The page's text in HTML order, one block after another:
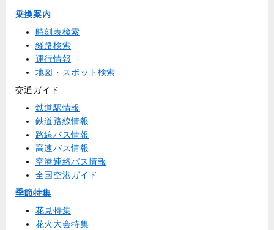
乗換案内
時刻表検索
経路検索
運行情報
地図・スポット検索
交通ガイド
鉄道駅情報
鉄道路線情報
路線バス情報
高速バス情報
空港連絡バス情報
全国空港ガイド
季節特集
花見特集
花火大会特集